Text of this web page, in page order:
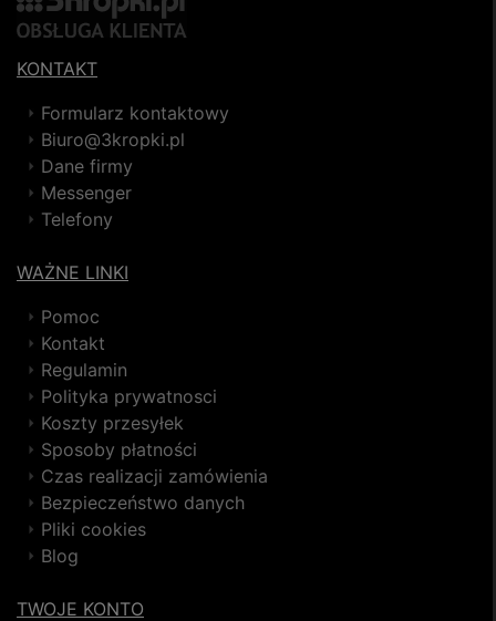
KONTAKT
Formularz kontaktowy
Biuro@3kropki.pl
Dane firmy
Messenger
Telefony
WAŻNE LINKI
Pomoc
Kontakt
Regulamin
Polityka prywatnosci
Koszty przesyłek
Sposoby płatności
Czas realizacji zamówienia
Bezpieczeństwo danych
Pliki cookies
Blog
TWOJE KONTO